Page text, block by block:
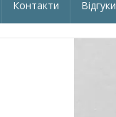
Контакти Відгуки